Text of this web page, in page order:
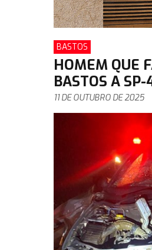
BASTOS
HOMEM QUE
BASTOS A
11 DE OUTUBRO DE 2025